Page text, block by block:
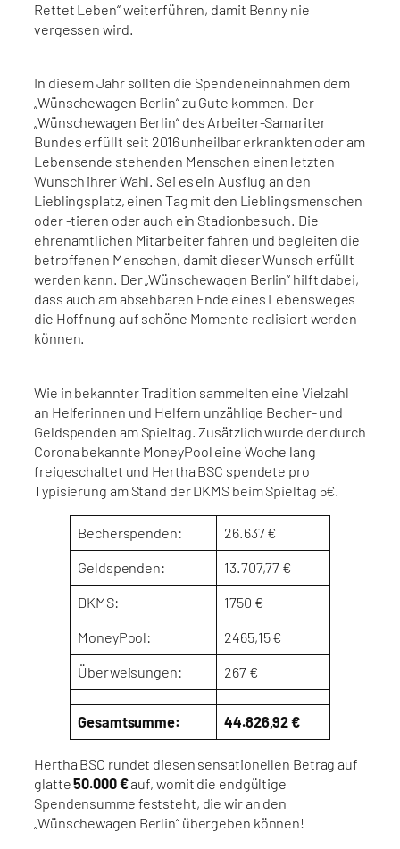
Rettet Leben“ weiterführen, damit Benny nie
vergessen wird.
In diesem Jahr sollten die Spendeneinnahmen dem
„Wünschewagen Berlin“ zu Gute kommen. Der
„Wünschewagen Berlin“ des Arbeiter-Samariter
Bundes erfüllt seit 2016 unheilbar erkrankten oder am
Lebensende stehenden Menschen einen letzten
Wunsch ihrer Wahl. Sei es ein Ausflug an den
Lieblingsplatz, einen Tag mit den Lieblingsmenschen
oder -tieren oder auch ein Stadionbesuch. Die
ehrenamtlichen Mitarbeiter fahren und begleiten die
betroffenen Menschen, damit dieser Wunsch erfüllt
werden kann. Der „Wünschewagen Berlin“ hilft dabei,
dass auch am absehbaren Ende eines Lebensweges
die Hoffnung auf schöne Momente realisiert werden
können.
Wie in bekannter Tradition sammelten eine Vielzahl
an Helferinnen und Helfern unzählige Becher- und
Geldspenden am Spieltag. Zusätzlich wurde der durch
Corona bekannte MoneyPool eine Woche lang
freigeschaltet und Hertha BSC spendete pro
Typisierung am Stand der DKMS beim Spieltag 5€.
Becherspenden: 26.637 €
Geldspenden: 13.707,77 €
DKMS: 1750 €
MoneyPool: 2465,15 €
Überweisungen: 267 €
Gesamtsumme: 44.826,92 €
Hertha BSC rundet diesen sensationellen Betrag auf
glatte50.000 €auf, womit die endgültige
Spendensumme feststeht, die wir an den
„Wünschewagen Berlin“ übergeben können!